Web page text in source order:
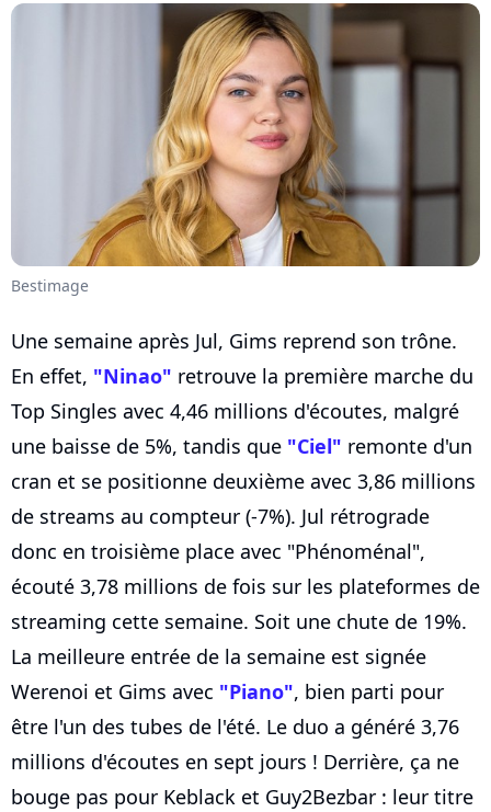
Bestimage
Une semaine après Jul, Gims reprend son trône.
En effet, "Ninao" retrouve la première marche du
Top Singles avec 4,46 millions d'écoutes, malgré
une baisse de 5%, tandis que "Ciel" remonte d'un
cran et se positionne deuxième avec 3,86 millions
de streams au compteur (-7%). Jul rétrograde
donc en troisième place avec "Phénoménal",
écouté 3,78 millions de fois sur les plateformes de
streaming cette semaine. Soit une chute de 19%.
La meilleure entrée de la semaine est signée
Werenoi et Gims avec "Piano", bien parti pour
être l'un des tubes de l'été. Le duo a généré 3,76
millions d'écoutes en sept jours ! Derrière, ça ne
bouge pas pour Keblack et Guy2Bezbar : leur titre